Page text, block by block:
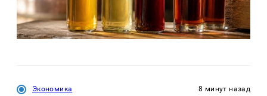
Экономика 8 минут назад